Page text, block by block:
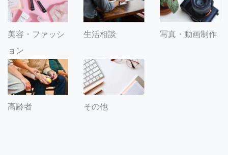
美容・ファッシ
ョン
生活相談 写真・動画制作
高齢者 その他